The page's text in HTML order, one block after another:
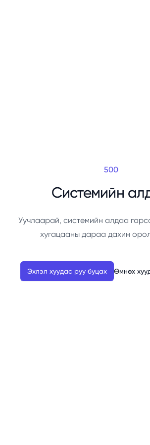
500
Системийн
Уучлаарай, системийн алдаа
хугацааны дараа дахин
Эхлэл хуудас руу буцах Өмнөх